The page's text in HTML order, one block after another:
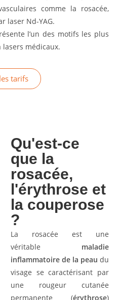
comme la rosacée,
laser Nd-YAG.
l’un des motifs les plus
médicaux.
tarifs
Qu'est-ce
que la
rosacée,
l'érythrose et
la couperose
?
La rosacée est une
véritable maladie
inflammatoire de la peau du
visage se caractérisant par
une rougeur cutanée
permanente (érythrose)